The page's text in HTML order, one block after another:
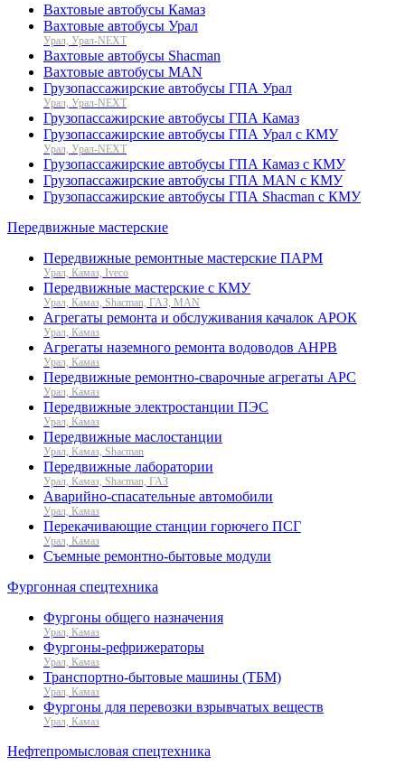
Вахтовые автобусы Камаз
Вахтовые автобусы Урал
Урал, Урал-NEXT
Вахтовые автобусы Shacman
Вахтовые автобусы MAN
Грузопассажирские автобусы ГПА Урал
Урал, Урал-NEXT
Грузопассажирские автобусы ГПА Камаз
Грузопассажирские автобусы ГПА Урал с КМУ
Урал, Урал-NEXT
Грузопассажирские автобусы ГПА Камаз с КМУ
Грузопассажирские автобусы ГПА MAN с КМУ
Грузопассажирские автобусы ГПА Shacman с КМУ
Передвижные мастерские
Передвижные ремонтные мастерские ПАРМ
Урал, Камаз, Iveco
Передвижные мастерские с КМУ
Урал, Камаз, Shacman, ГАЗ, MAN
Агрегаты ремонта и обслуживания качалок АРОК
Урал, Камаз
Агрегаты наземного ремонта водоводов АНРВ
Урал, Камаз
Передвижные ремонтно-сварочные агрегаты АРС
Урал, Камаз
Передвижные электростанции ПЭС
Урал, Камаз
Передвижные маслостанции
Урал, Камаз, Shacman
Передвижные лаборатории
Урал, Камаз, Shacman, ГАЗ
Аварийно-спасательные автомобили
Урал, Камаз
Перекачивающие станции горючего ПСГ
Урал, Камаз
Съемные ремонтно-бытовые модули
Фургонная спецтехника
Фургоны общего назначения
Урал, Камаз
Фургоны-рефрижераторы
Урал, Камаз
Транспортно-бытовые машины (ТБМ)
Урал, Камаз
Фургоны для перевозки взрывчатых веществ
Урал, Камаз
Нефтепромысловая спецтехника